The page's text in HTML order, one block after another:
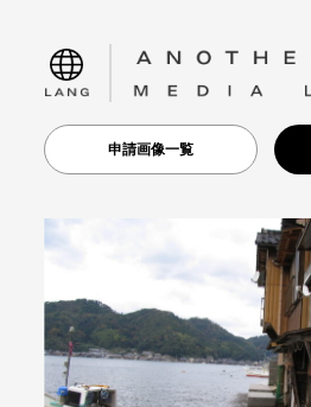
language
申請画像一覧